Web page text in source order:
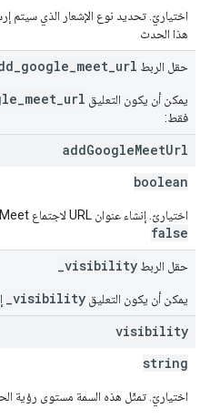
اختياريّ. تحديد نوع الإشعار الذي سيتم
هذا الحدث
حقل الربط
يمكن أن يكون التعليق
فقط:
addGoogleMeetUrl
boolean
اختياريّ. إنشاء عنوان URL لاجتماع Google Meet وإضافته القيمة التلقائية:
false
حقل الربط _visibility
يمكن أن يكون التعليق _visibility
visibility
string
اختياريّ. تمثّل هذه السمة مستوى رؤية